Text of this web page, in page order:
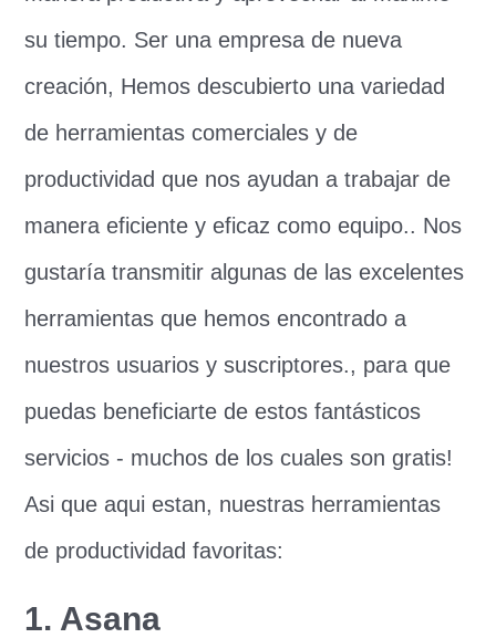
su tiempo. Ser una empresa de nueva
creación, Hemos descubierto una variedad
de herramientas comerciales y de
productividad que nos ayudan a trabajar de
manera eficiente y eficaz como equipo.. Nos
gustaría transmitir algunas de las excelentes
herramientas que hemos encontrado a
nuestros usuarios y suscriptores., para que
puedas beneficiarte de estos fantásticos
servicios - muchos de los cuales son gratis!
Asi que aqui estan, nuestras herramientas
de productividad favoritas:
1. Asana